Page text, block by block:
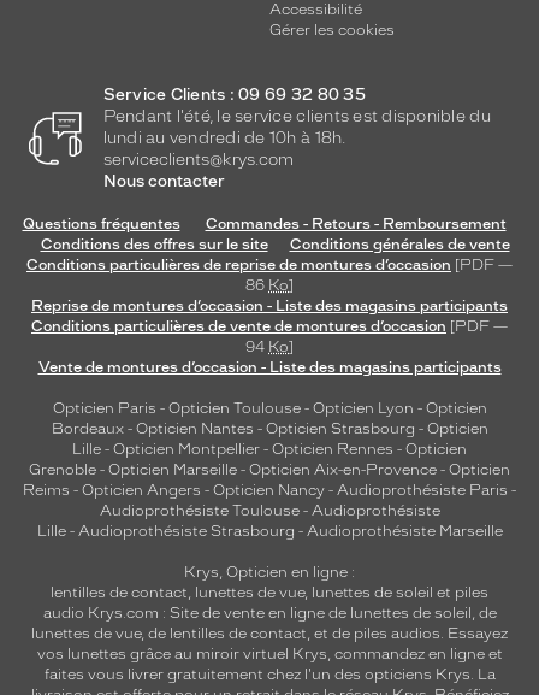
Accessibilité
Gérer les cookies
Service Clients : 09 69 32 80 35
Pendant l'été, le service clients est disponible du
lundi au vendredi de 10h à 18h.
serviceclients@krys.com
Nous contacter
Questions fréquentes
Commandes - Retours - Remboursement
Conditions des offres sur le site
Conditions générales de vente
Conditions particulières de reprise de montures d’occasion [PDF —
86 Ko]
Reprise de montures d’occasion - Liste des magasins participants
Conditions particulières de vente de montures d’occasion [PDF —
94 Ko]
Vente de montures d’occasion - Liste des magasins participants
Opticien Paris - Opticien Toulouse- Opticien Lyon - Opticien
Bordeaux- Opticien Nantes - Opticien Strasbourg - Opticien
Lille - Opticien Montpellier - Opticien Rennes - Opticien
Grenoble - Opticien Marseille - Opticien Aix-en-Provence - Opticien
Reims - Opticien Angers - Opticien Nancy - Audioprothésiste Paris -
Audioprothésiste Toulouse- Audioprothésiste
Lille- Audioprothésiste Strasbourg - Audioprothésiste Marseille
Krys, Opticien en ligne :
lentilles de contact, lunettes de vue, lunettes de soleil et piles
audio Krys.com : Site de vente en ligne de lunettes de soleil, de
lunettes de vue, de lentilles de contact, et de piles audios. Essayez
vos lunettes grâce au miroir virtuel Krys, commandez en ligne et
faites vous livrer gratuitement chez l'un des opticiens Krys. La